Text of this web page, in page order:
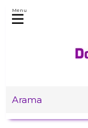
Menu